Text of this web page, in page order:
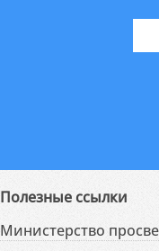
Полезные ссылки
Министерство